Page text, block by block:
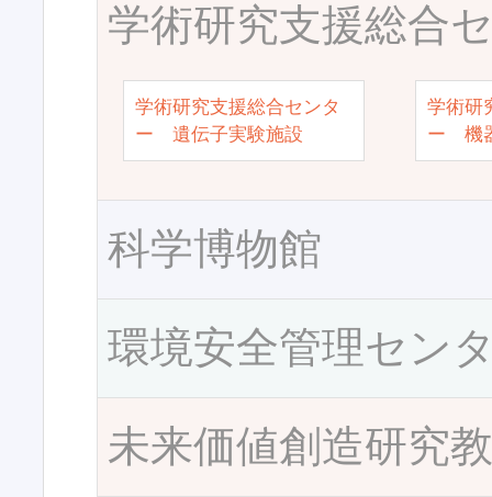
学術研究支援総合
学術研究支援総合センタ
ー 遺伝子実験施設
学術研
ー 機
科学博物館
環境安全管理セン
未来価値創造研究